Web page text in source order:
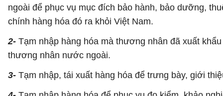
ngoài để phục vụ mục đích bảo hành, bảo dưỡng,
chính hàng hóa đó ra khỏi Việt Nam.
2- Tạm nhập hàng hóa mà thương nhân đã xuất
thương nhân nước ngoài.
3- Tạm nhập, tái xuất hàng hóa để trưng bày, giới